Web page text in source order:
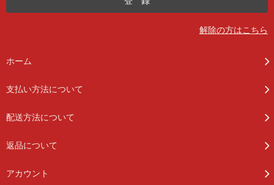
解除の方はこちら
ホーム
支払い方法について
配送方法について
返品について
アカウント